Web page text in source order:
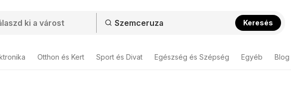
Keresés
Otthon és Kert Sport és Divat Egészség és Szépség Egyéb Blog